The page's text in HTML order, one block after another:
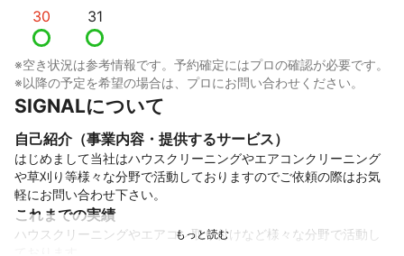
30 31
※空き状況は参考情報です。予約確定にはプロの確認が必要です。
※以降の予定を希望の場合は、プロにお問い合わせください。
SIGNALについて
自己紹介（事業内容・提供するサービス）
はじめまして当社はハウスクリーニングやエアコンクリーニング
や草刈り等様々な分野で活動しておりますのでご依頼の際はお気
軽にお問い合わせ下さい。
これまでの実績
ハウスクリーニングやエアコン取り付けなど様々な分野で活動し